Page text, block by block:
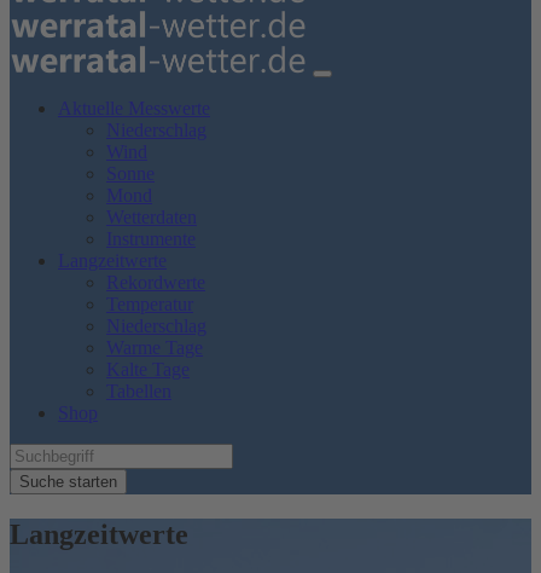
Aktuelle Messwerte
Niederschlag
Wind
Sonne
Mond
Wetterdaten
Instrumente
Langzeitwerte
Rekordwerte
Temperatur
Niederschlag
Warme Tage
Kalte Tage
Tabellen
Shop
Suche starten
Langzeitwerte